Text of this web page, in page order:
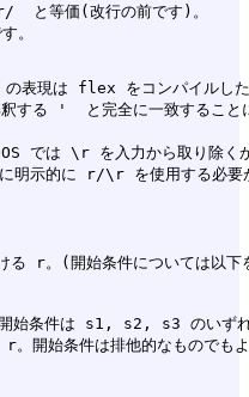
と等価(改行の前です)。
現は flex をコンパイルした
る '  と完全に一致すること
では \r を入力から取り除く
r。(開始条件については以下
条件は s1, s2, s3 のいず